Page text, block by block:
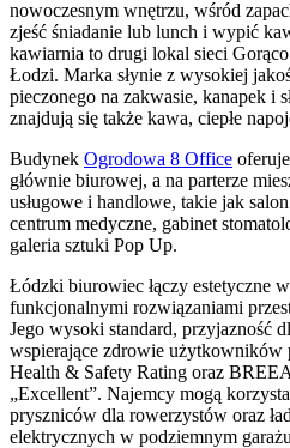
nowoczesnym wnętrzu, wśród
zjeść śniadanie lub lunch i wypić
kawiarnia to drugi lokal sieci
Łodzi. Marka słynie z wysokiej
pieczonego na zakwasie, kanapek i
znajdują się także kawa, ciepłe
Budynek Ogrodowa 8 Office
głównie biurowej, a na parterze
usługowe i handlowe, takie jak
centrum medyczne, gabinet
galeria sztuki Pop Up.
Łódzki biurowiec łączy estetyczne
funkcjonalnymi rozwiązaniami
Jego wysoki standard, przyjazność
wspierające zdrowie
Health & Safety Rating oraz
„Excellent”. Najemcy mogą
pryszniców dla rowerzystów oraz
elektrycznych w podziemnym